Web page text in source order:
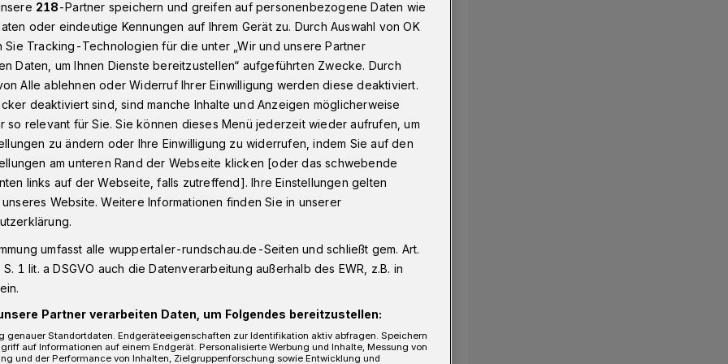
attackiert
in Elberfeld kam es am
gegen 22.45 Uhr zu einer
mit Eisenstangen ihr 30-jähriges
218-Partner speichern und greifen auf personenbezogene Daten wie
oder eindeutige Kennungen auf Ihrem Gerät zu. Durch Auswahl von OK
Sie Tracking-Technologien für die unter „Wir und unsere Partner
Daten, um Ihnen Dienste bereitzustellen“ aufgeführten Zwecke. Durch
Alle ablehnen oder Widerruf Ihrer Einwilligung werden diese deaktiviert.
deaktiviert sind, sind manche Inhalte und Anzeigen möglicherweise
so relevant für Sie. Sie können dieses Menü jederzeit wieder aufrufen, um
zu ändern oder Ihre Einwilligung zu widerrufen, indem Sie auf den
am unteren Rand der Webseite klicken [oder das schwebende
links auf der Webseite, falls zutreffend]. Ihre Einstellungen gelten
Website. Weitere Informationen finden Sie in unserer
umfasst alle wuppertaler-rundschau.de-Seiten und schließt gem. Art.
1 lit. a DSGVO auch die Datenverarbeitung außerhalb des EWR, z.B. in
Partner verarbeiten Daten, um Folgendes bereitzustellen:
genauer Standortdaten. Endgeräteeigenschaften zur Identifikation aktiv abfragen. Speichern
auf Informationen auf einem Endgerät. Personalisierte Werbung und Inhalte, Messung von
und der Performance von Inhalten, Zielgruppenforschung sowie Entwicklung und